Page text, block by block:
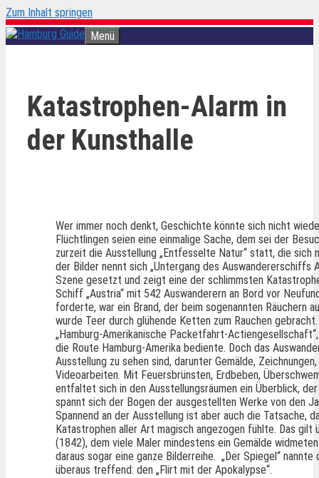
Zum Inhalt springen
Menü
Katastrophen-Alarm in
der Kunsthalle
Wer immer noch denkt, Geschichte könnte sich nicht
Flüchtlingen seien eine einmalige Sache, dem sei der
zurzeit die Ausstellung „Entfesselte Natur“ statt, die
der Bilder nennt sich „Untergang des Auswandererschiffs
Szene gesetzt und zeigt eine der schlimmsten
Schiff „Austria“ mit 542 Auswanderern an Bord vor
forderte, war ein Brand, der beim sogenannten Räuchern
wurde Teer durch glühende Ketten zum Rauchen
„Hamburg-Amerikanische Packetfahrt-
die Route Hamburg-Amerika bediente. Doch das
Ausstellung zu sehen sind, darunter Gemälde,
Videoarbeiten. Mit Feuersbrünsten, Erdbeben,
entfaltet sich in den Ausstellungsräumen ein Überblick,
spannt sich der Bogen der ausgestellten Werke von den
Spannend an der Ausstellung ist aber auch die
Katastrophen aller Art magisch angezogen fühlte. Das gilt
(1842), dem viele Maler mindestens ein Gemälde
daraus sogar eine ganze Bilderreihe. „Der Spiegel“
überaus treffend: den „Flirt mit der Apokalypse“.